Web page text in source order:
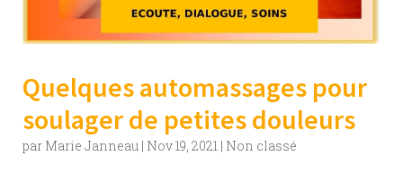
Quelques automassages pour
soulager de petites douleurs
par Marie Janneau | Nov 19, 2021 | Non classé